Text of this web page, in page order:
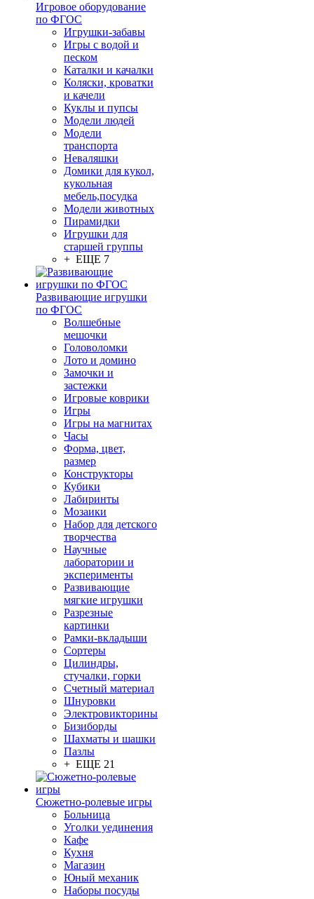
Игровое оборудование
по ФГОС
Игрушки-забавы
Игры с водой и
песком
Каталки и качалки
Коляски, кроватки
и качели
Куклы и пупсы
Модели людей
Модели
транспорта
Неваляшки
Домики для кукол,
кукольная
мебель,посудка
Модели животных
Пирамидки
Игрушки для
старшей группы
+ ЕЩЕ 7
Развивающие игрушки
по ФГОС
Волшебные
мешочки
Головоломки
Лото и домино
Замочки и
застежки
Игровые коврики
Игры
Игры на магнитах
Часы
Форма, цвет,
размер
Конструкторы
Кубики
Лабиринты
Мозаики
Набор для детского
творчества
Научные
лаборатории и
эксперименты
Развивающие
мягкие игрушки
Разрезные
картинки
Рамки-вкладыши
Сортеры
Цилиндры,
стучалки, горки
Счетный материал
Шнуровки
Электровикторины
Бизиборды
Шахматы и шашки
Пазлы
+ ЕЩЕ 21
Сюжетно-ролевые игры
Больница
Уголки уединения
Кафе
Кухня
Магазин
Юный механик
Наборы посуды